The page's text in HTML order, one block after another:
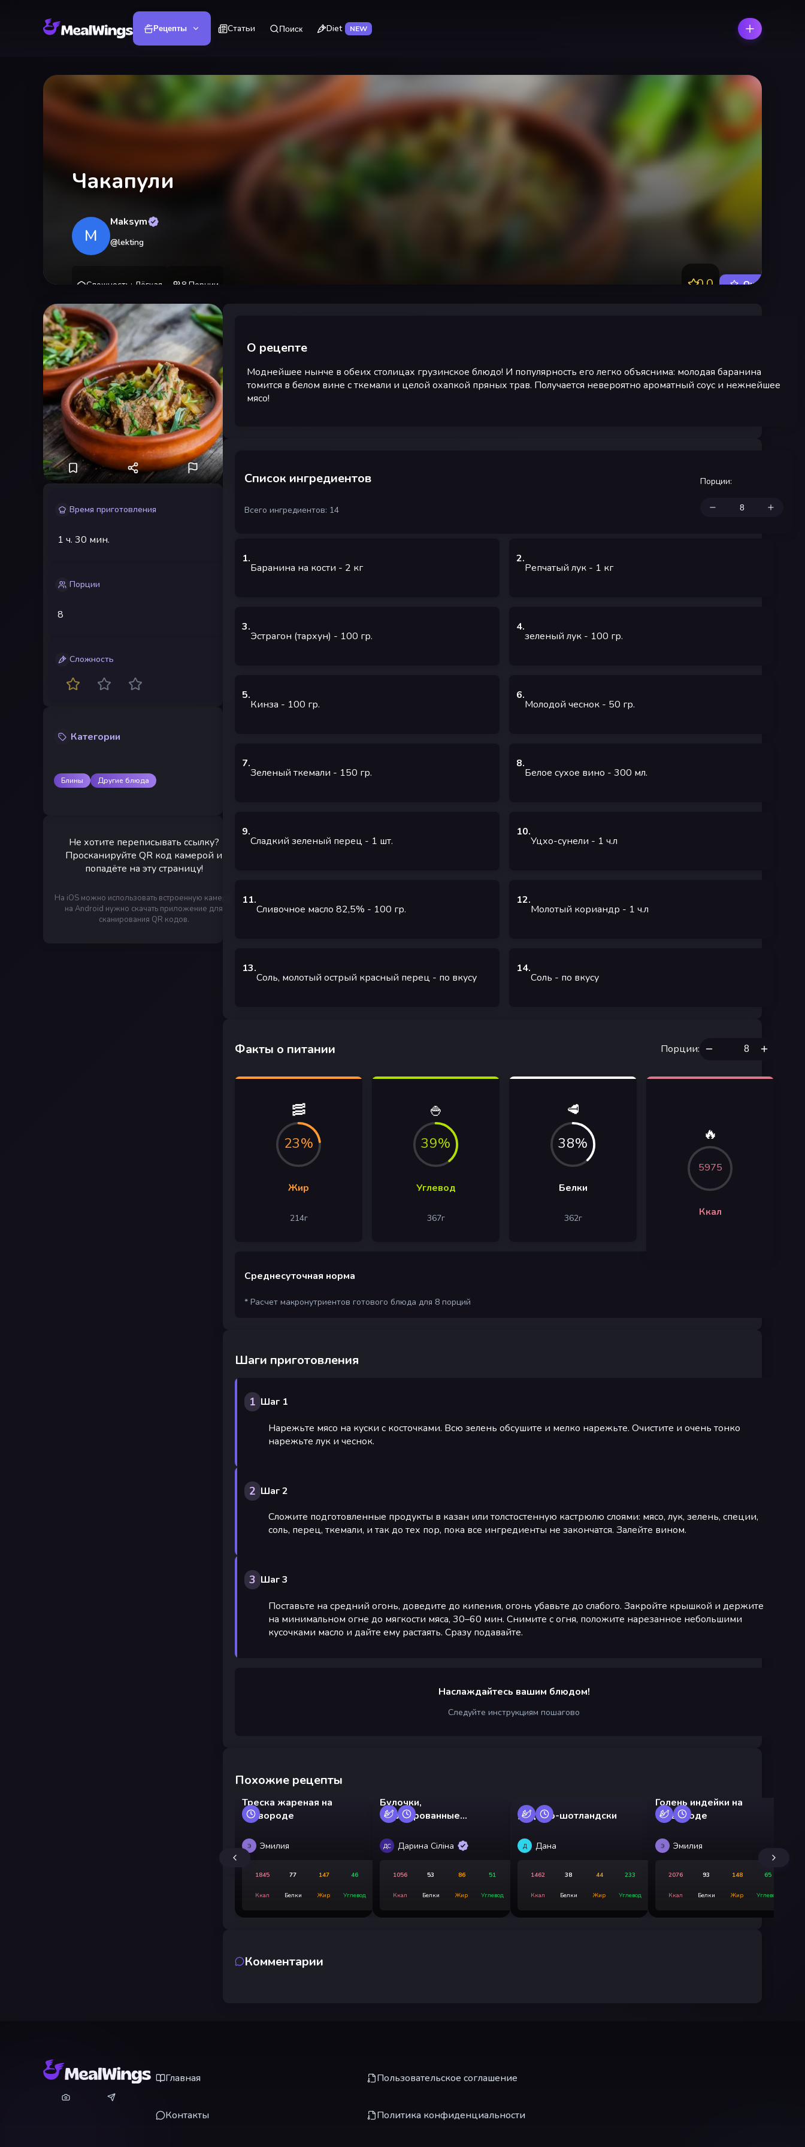
Рецепты Статьи Поиск Diet NEW
Чакапули
M
Maksym
@lekting
Сложность : Лёгкая 8 Порции 0.0 Оценить
Время приготовления
1 ч. 30 мин.
Порции
8
Сложность
Категории
Блины Другие блюда
Не хотите переписывать ссылку?
Просканируйте QR код камерой и
попадёте на эту страницу!
На iOS можно использовать встроенную камеру,
на Android нужно скачать приложение для
сканирования QR кодов.
О рецепте
Моднейшее нынче в обеих столицах грузинское блюдо! И популярность его легко объяснима: молодая баранина
томится в белом вине с ткемали и целой охапкой пряных трав. Получается невероятно ароматный соус и нежнейшее
мясо!
Список ингредиентов
Всего ингредиентов: 14
Порции:
1.
Баранина на кости - 2 кг
2.
Репчатый лук - 1 кг
3.
Эстрагон (тархун) - 100 гр.
4.
зеленый лук - 100 гр.
5.
Кинза - 100 гр.
6.
Молодой чеснок - 50 гр.
7.
Зеленый ткемали - 150 гр.
8.
Белое сухое вино - 300 мл.
9.
Сладкий зеленый перец - 1 шт.
10.
Уцхо-сунели - 1 ч.л
11.
Сливочное масло 82,5% - 100 гр.
12.
Молотый кориандр - 1 ч.л
13.
Соль, молотый острый красный перец - по вкусу
14.
Соль - по вкусу
Факты о питании Порции:
🥓
23%
Жир
214г
🍚
39%
Углевод
367г
🥩
38%
Белки
362г
🔥
5975
Ккал
Среднесуточная норма
* Расчет макронутриентов готового блюда для 8 порций
Шаги приготовления
1 Шаг 1
Нарежьте мясо на куски с косточками. Всю зелень обсушите и мелко нарежьте. Очистите и очень тонко
нарежьте лук и чеснок.
2 Шаг 2
Сложите подготовленные продукты в казан или толстостенную кастрюлю слоями: мясо,­ лук, зелень, специи,
соль, перец, ткемали, и так до тех пор, пока все ингредиенты не закончатся. Залейте вином.
3 Шаг 3
Поставьте на средний огонь, доведите до кипения, огонь убавьте до слабого. Закройте крышкой и держите
на минимальном огне до мягкости мяса, 30–60 мин. Снимите с огня, положите нарезанное небольшими
кусочками масло и дайте ему растаять. Сразу подавайте.
Наслаждайтесь вашим блюдом!
Следуйте инструкциям пошагово
Похожие рецепты
Треска жареная на
сковороде
Э Эмилия
1845
Ккал
77
Белки
147
Жир
46
Углевод
Булочки,
фаршированные
ДС Дарина Сіліна
1056
Ккал
53
Белки
86
Жир
51
Углевод
Яйца по-шотландски
Д Дана
1462
Ккал
38
Белки
44
Жир
233
Углевод
Голень индейки на
сковороде
Э Эмилия
2076
Ккал
93
Белки
148
Жир
65
Углевод
Комментарии
Главная
Контакты
Пользовательское соглашение
Политика конфиденциальности